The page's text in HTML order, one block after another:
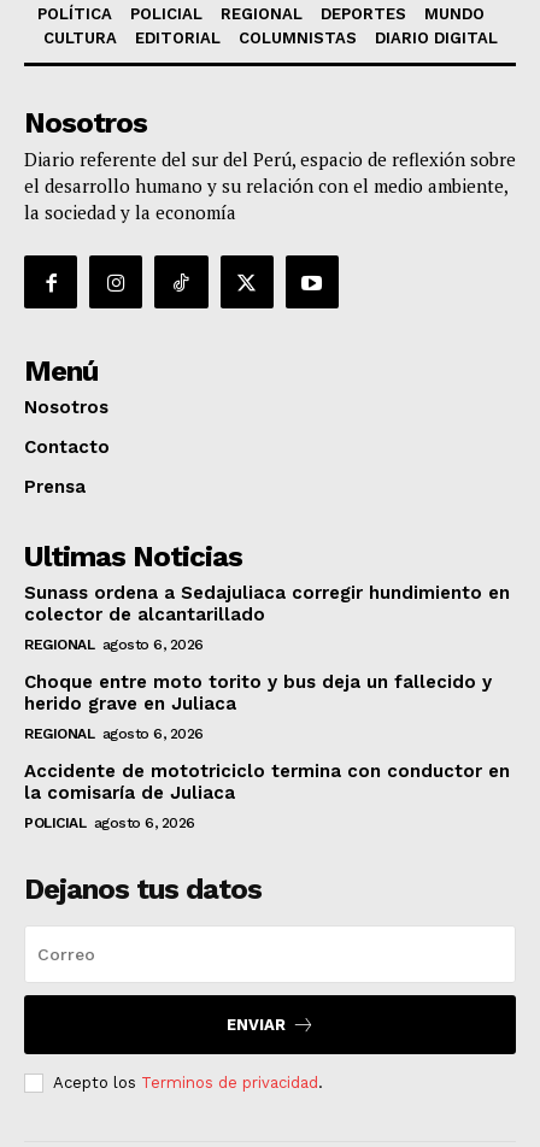
POLÍTICA POLICIAL REGIONAL DEPORTES
MUNDO
CULTURA
EDITORIAL COLUMNISTAS DIARIO DIGITAL
Nosotros
Diario referente del sur del Perú, espacio de reflexión sobre
el desarrollo humano y su relación con el medio ambiente,
la sociedad y la economía
Menú
Nosotros
Contacto
Prensa
Ultimas Noticias
Sunass ordena a Sedajuliaca corregir hundimiento en
colector de alcantarillado
REGIONAL agosto 6, 2026
Choque entre moto torito y bus deja un fallecido y
herido grave en Juliaca
REGIONAL agosto 6, 2026
Accidente de mototriciclo termina con conductor en
la comisaría de Juliaca
POLICIAL agosto 6, 2026
Dejanos tus datos
ENVIAR
Acepto los Terminos de privacidad .